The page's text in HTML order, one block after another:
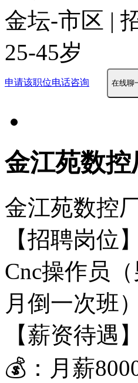
金坛-市区 |
25-45岁
申请该职位电话咨询 在线聊
金江苑数控
金江苑数控
【招聘岗位
Cnc操作员
月倒一次班）
【薪资待遇】
💰：月薪